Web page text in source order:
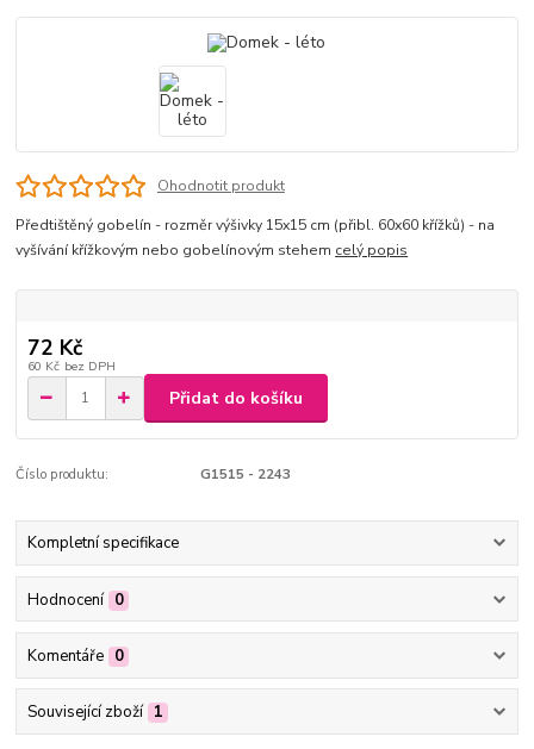
Ohodnotit produkt
Předtištěný gobelín - rozměr výšivky 15x15 cm (přibl. 60x60 křížků) - na
vyšívání křížkovým nebo gobelínovým stehem celý popis
72 Kč
60 Kč bez DPH
Přidat do košíku
Číslo produktu: G1515 - 2243
Kompletní specifikace
Hodnocení 0
Komentáře 0
Související zboží 1